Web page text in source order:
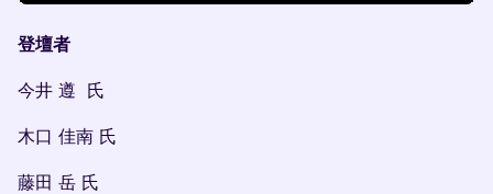
登壇者
今井 遵 氏
木口 佳南 氏
藤田 岳 氏